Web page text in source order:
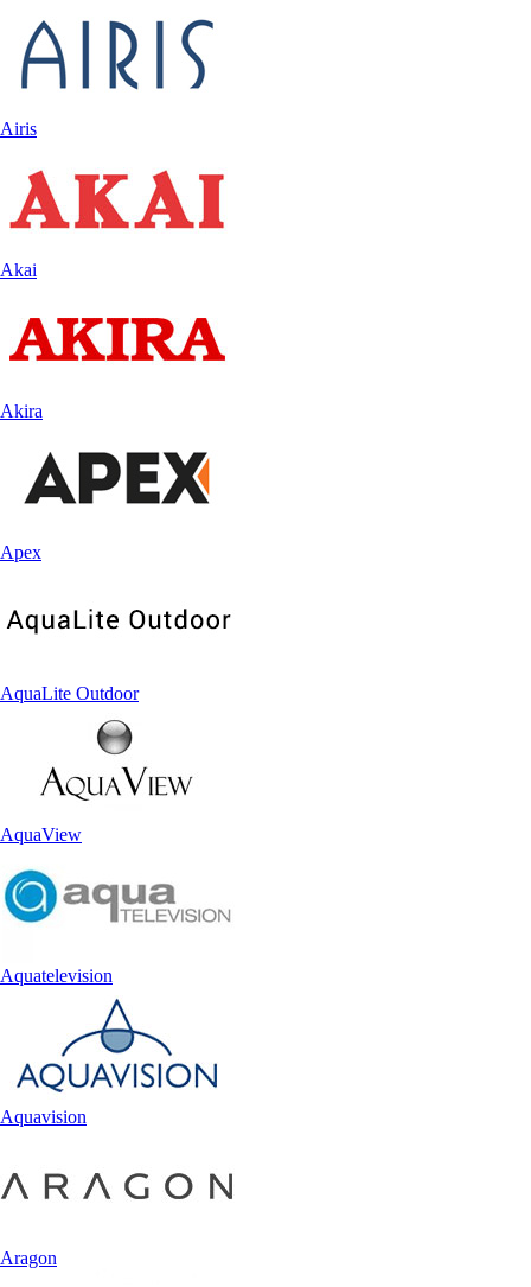
Airis
Akai
Akira
Apex
AquaLite Outdoor
AquaView
Aquatelevision
Aquavision
Aragon